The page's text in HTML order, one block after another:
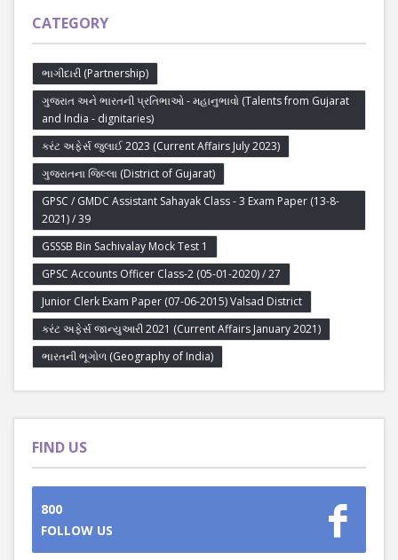
CATEGORY
ભાગીદારી (Partnership)
ગુજરાત અને ભારતની પ્રતિભાઓ - મહાનુભાવો (Talents from Gujarat
and India - dignitaries)
કરંટ અફેર્સ જુલાઈ 2023 (Current Affairs July 2023)
ગુજરાતના જિલ્લા (District of Gujarat)
GPSC / GMDC Assistant Sahayak Class - 3 Exam Paper (13-8-
2021) / 39
GSSSB Bin Sachivalay Mock Test 1
GPSC Accounts Officer Class-2 (05-01-2020) / 27
Junior Clerk Exam Paper (07-06-2015) Valsad District
કરંટ અફેર્સ જાન્યુઆરી 2021 (Current Affairs January 2021)
ભારતની ભૂગોળ (Geography of India)
FIND US
800
FOLLOW US